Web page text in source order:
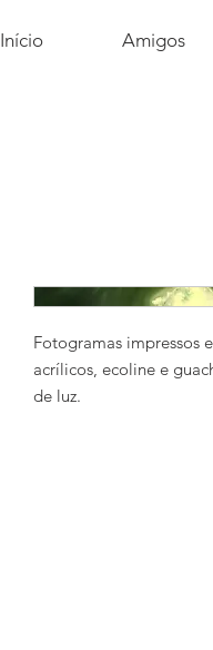
Início Amigos
Fotogramas impressos
acrílicos, ecoline e
de luz.